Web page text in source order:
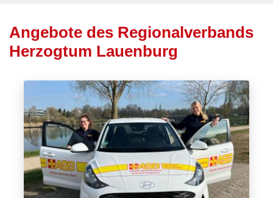
Angebote des Regionalverbands
Herzogtum Lauenburg